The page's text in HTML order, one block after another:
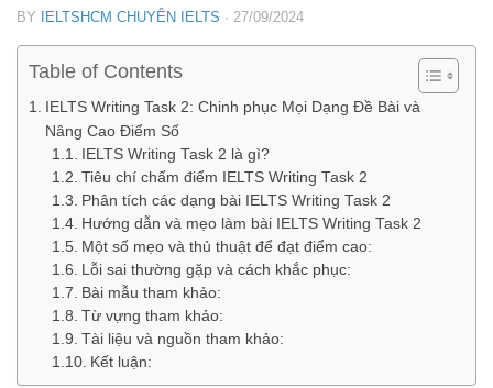
BY IELTSHCM CHUYÊN IELTS · 27/09/2024
Table of Contents
IELTS Writing Task 2: Chinh phục Mọi Dạng Đề Bài và
Nâng Cao Điểm Số
IELTS Writing Task 2 là gì?
Tiêu chí chấm điểm IELTS Writing Task 2
Phân tích các dạng bài IELTS Writing Task 2
Hướng dẫn và mẹo làm bài IELTS Writing Task 2
Một số mẹo và thủ thuật để đạt điểm cao:
Lỗi sai thường gặp và cách khắc phục:
Bài mẫu tham khảo:
Từ vựng tham khảo:
Tài liệu và nguồn tham khảo:
Kết luận: